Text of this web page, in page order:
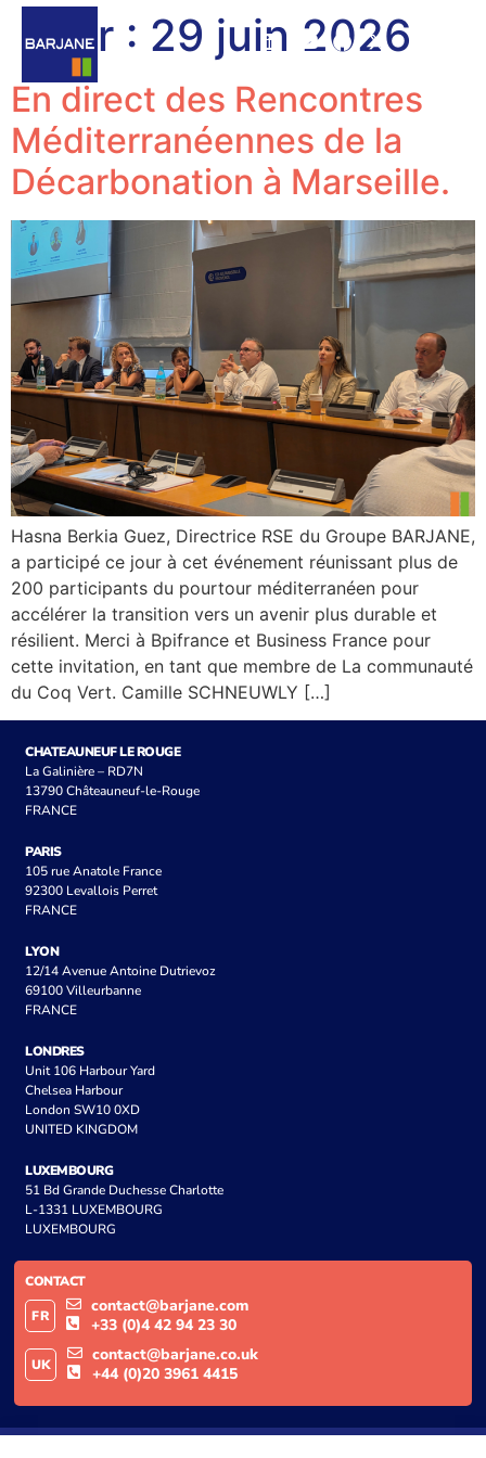
Jour : 29 juin 2026
En direct des Rencontres
Méditerranéennes de la
Décarbonation à Marseille.
Hasna Berkia Guez, Directrice RSE du Groupe BARJANE,
a participé ce jour à cet événement réunissant plus de
200 participants du pourtour méditerranéen pour
accélérer la transition vers un avenir plus durable et
résilient. Merci à Bpifrance et Business France pour
cette invitation, en tant que membre de La communauté
du Coq Vert. Camille SCHNEUWLY […]
CHATEAUNEUF LE ROUGE
La Galinière – RD7N
13790 Châteauneuf-le-Rouge
FRANCE
PARIS
105 rue Anatole France
92300 Levallois Perret
FRANCE
LYON
12/14 Avenue Antoine Dutrievoz
69100 Villeurbanne
FRANCE
LONDRES
Unit 106 Harbour Yard
Chelsea Harbour
London SW10 0XD
UNITED KINGDOM
LUXEMBOURG
51 Bd Grande Duchesse Charlotte
L-1331 LUXEMBOURG
LUXEMBOURG
CONTACT
FR
contact@barjane.com
+33 (0)4 42 94 23 30
UK
contact@barjane.co.uk
+44 (0)20 3961 4415